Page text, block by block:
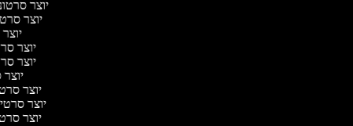
יוצר
יוצר
יוצר
יוצר
יוצר
יוצר סרטי
יוצר